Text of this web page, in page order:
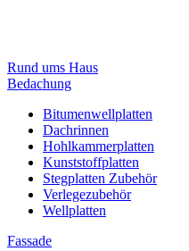
Rund ums Haus
Bedachung
Bitumenwellplatten
Dachrinnen
Hohlkammerplatten
Kunststoffplatten
Stegplatten Zubehör
Verlegezubehör
Wellplatten
Fassade